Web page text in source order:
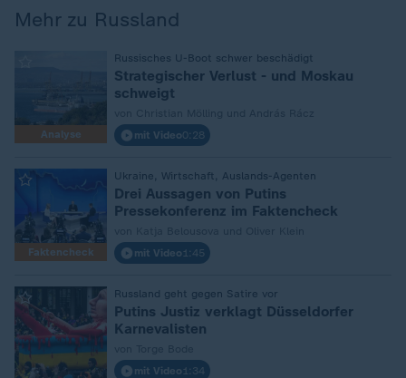
Mehr zu Russland
Analyse
Russisches U-Boot schwer beschädigt
Strategischer Verlust - und Moskau
schweigt
mit Video0:28
Faktencheck
Ukraine, Wirtschaft, Auslands-Agenten
Drei Aussagen von Putins
Pressekonferenz im Faktencheck
mit Video 1:45
Russland geht gegen Satire vor
:
Putins Justiz verklagt Düsseldorfer
Karnevalisten
mit Video 1:34